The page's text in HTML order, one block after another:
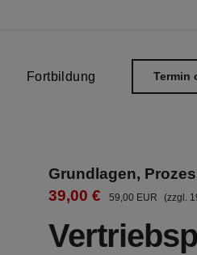
Fortbildung Termin
Grundlagen,
39,00 €
59,00 EUR (zzgl.